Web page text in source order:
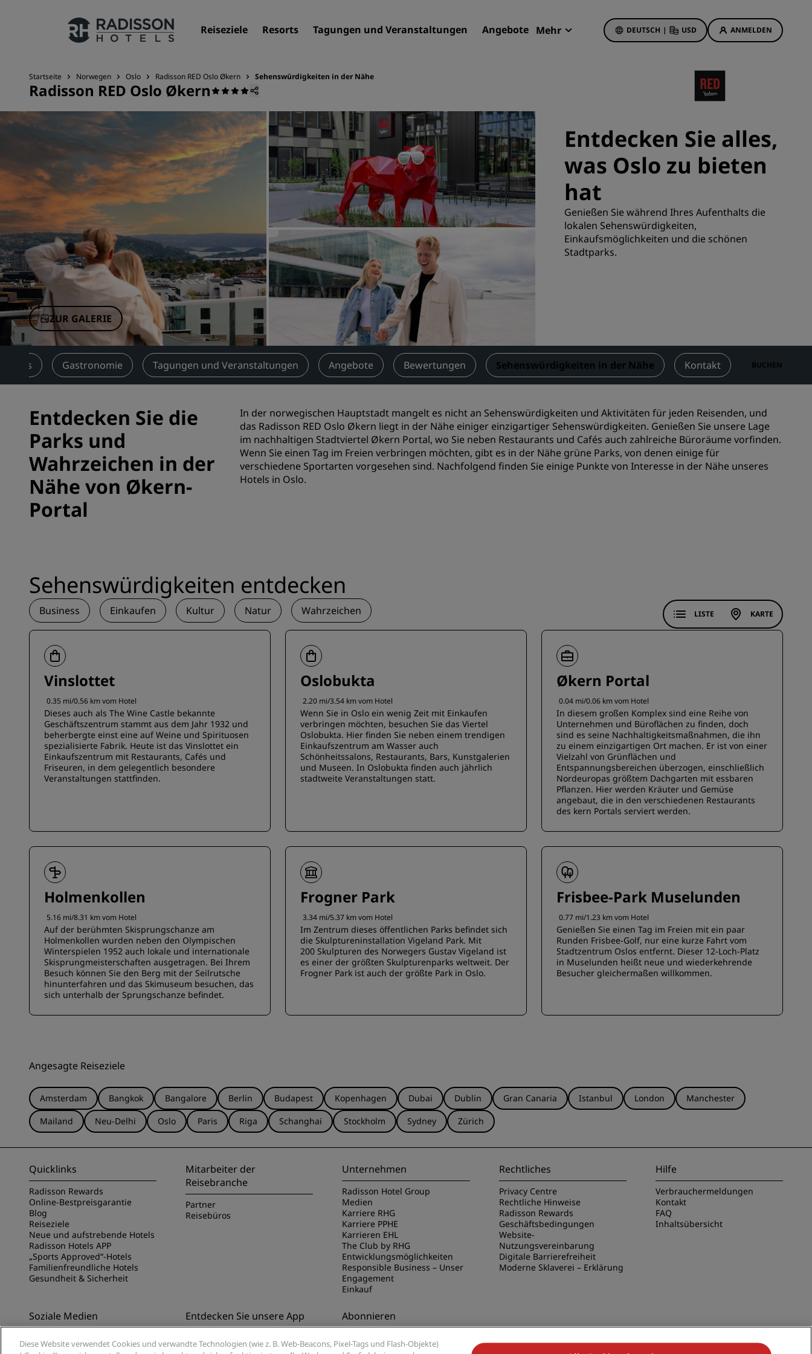
Reiseziele Resorts Tagungen und Veranstaltungen Angebote Mehr DEUTSCH | USD ANMELDEN
Unsere Marken
Marken von Radisson Hotels
Verbundene Marken in China
Reiseziele
Resorts
Serviced Apartments
Flughafenhotels
Neue und geplante Hotels
Tagungen und
Veranstaltungen
Entdecken Sie Radisson Meetings
Einen Meetingraum buchen
Fordern Sie ein Angebot an
Veranstaltungsorte
Branchenlösungen
Flüge suchen
Restaurants
Nach einem Restaurant suchen
Bonus für die erste Buchung
Deals of the Day
Im Voraus buchen
Reisevorschläge
Geschäftsreisender
Hotels im Stadtzentrum
Besuchen Sie unseren Blog
Radisson Rewards
Entdecken Sie Radisson Rewards
Vorteile
So verwenden Sie Punkte
Startseite Norwegen Oslo Radisson RED Oslo Økern Sehenswürdigkeiten in der Nähe
Radisson RED Oslo Økern
ZUR GALERIE
Entdecken Sie alles,
was Oslo zu bieten
hat
Genießen Sie während Ihres Aufenthalts die
lokalen Sehenswürdigkeiten,
Einkaufsmöglichkeiten und die schönen
Stadtparks.
Gastronomie Tagungen und Veranstaltungen Angebote Bewertungen Sehenswürdigkeiten in der Nähe Kontakt BUCHEN
Entdecken Sie die
Parks und
Wahrzeichen in der
Nähe von Økern-
Portal
In der norwegischen Hauptstadt mangelt es nicht an Sehenswürdigkeiten und Aktivitäten für jeden Reisenden, und
das Radisson RED Oslo Økern liegt in der Nähe einiger einzigartiger Sehenswürdigkeiten. Genießen Sie unsere Lage
im nachhaltigen Stadtviertel Økern Portal, wo Sie neben Restaurants und Cafés auch zahlreiche Büroräume vorfinden.
Wenn Sie einen Tag im Freien verbringen möchten, gibt es in der Nähe grüne Parks, von denen einige für
verschiedene Sportarten vorgesehen sind. Nachfolgend finden Sie einige Punkte von Interesse in der Nähe unseres
Hotels in Oslo.
Sehenswürdigkeiten entdecken
Business Einkaufen Kultur Natur Wahrzeichen LISTE KARTE
Vinslottet
0.35 mi/0.56 km vom Hotel
Dieses auch als The Wine Castle bekannte
Geschäftszentrum stammt aus dem Jahr 1932 und
beherbergte einst eine auf Weine und Spirituosen
spezialisierte Fabrik. Heute ist das Vinslottet ein
Einkaufszentrum mit Restaurants, Cafés und
Friseuren, in dem gelegentlich besondere
Veranstaltungen stattfinden.
Oslobukta
2.20 mi/3.54 km vom Hotel
Wenn Sie in Oslo ein wenig Zeit mit Einkaufen
verbringen möchten, besuchen Sie das Viertel
Oslobukta. Hier finden Sie neben einem trendigen
Einkaufszentrum am Wasser auch
Schönheitssalons, Restaurants, Bars, Kunstgalerien
und Museen. In Oslobukta finden auch jährlich
stadtweite Veranstaltungen statt.
Økern Portal
0.04 mi/0.06 km vom Hotel
In diesem großen Komplex sind eine Reihe von
Unternehmen und Büroflächen zu finden, doch
sind es seine Nachhaltigkeitsmaßnahmen, die ihn
zu einem einzigartigen Ort machen. Er ist von einer
Vielzahl von Grünflächen und
Entspannungsbereichen überzogen, einschließlich
Nordeuropas größtem Dachgarten mit essbaren
Pflanzen. Hier werden Kräuter und Gemüse
angebaut, die in den verschiedenen Restaurants
des kern Portals serviert werden.
Holmenkollen
5.16 mi/8.31 km vom Hotel
Auf der berühmten Skisprungschanze am
Holmenkollen wurden neben den Olympischen
Winterspielen 1952 auch lokale und internationale
Skisprungmeisterschaften ausgetragen. Bei Ihrem
Besuch können Sie den Berg mit der Seilrutsche
hinunterfahren und das Skimuseum besuchen, das
sich unterhalb der Sprungschanze befindet.
Frogner Park
3.34 mi/5.37 km vom Hotel
Im Zentrum dieses öffentlichen Parks befindet sich
die Skulptureninstallation Vigeland Park. Mit
200 Skulpturen des Norwegers Gustav Vigeland ist
es einer der größten Skulpturenparks weltweit. Der
Frogner Park ist auch der größte Park in Oslo.
Frisbee-Park Muselunden
0.77 mi/1.23 km vom Hotel
Genießen Sie einen Tag im Freien mit ein paar
Runden Frisbee-Golf, nur eine kurze Fahrt vom
Stadtzentrum Oslos entfernt. Dieser 12-Loch-Platz
in Muselunden heißt neue und wiederkehrende
Besucher gleichermaßen willkommen.
Angesagte Reiseziele
Amsterdam Bangkok Bangalore Berlin Budapest Kopenhagen Dubai Dublin Gran Canaria Istanbul London
Manchester
Mailand
Neu-Delhi Oslo Paris Riga Schanghai Stockholm Sydney Zürich
Quicklinks
Radisson Rewards
Online-Bestpreisgarantie
Blog
Reiseziele
Neue und aufstrebende Hotels
Radisson Hotels APP
„Sports Approved“-Hotels
Familienfreundliche Hotels
Gesundheit & Sicherheit
Mitarbeiter der
Reisebranche
Partner
Reisebüros
Unternehmen
Radisson Hotel Group
Medien
Karriere RHG
Karriere PPHE
Karrieren EHL
The Club by RHG
Entwicklungsmöglichkeiten
Responsible Business – Unser
Engagement
Einkauf
Rechtliches
Privacy Centre
Rechtliche Hinweise
Radisson Rewards
Geschäftsbedingungen
Website-
Nutzungsvereinbarung
Digitale Barrierefreiheit
Moderne Sklaverei – Erklärung
Hilfe
Verbrauchermeldungen
Kontakt
FAQ
Inhaltsübersicht
Soziale Medien
Marken von Radisson Hotels
Entdecken Sie unsere App
Entdecken Sie die Radisson Hotels
App
Abonnieren
Verpassen Sie niemals unsere
beliebtesten Angebote
Diese Website verwendet Cookies und verwandte Technologien (wie z. B. Web-Beacons, Pixel-Tags und Flash-Objekte)